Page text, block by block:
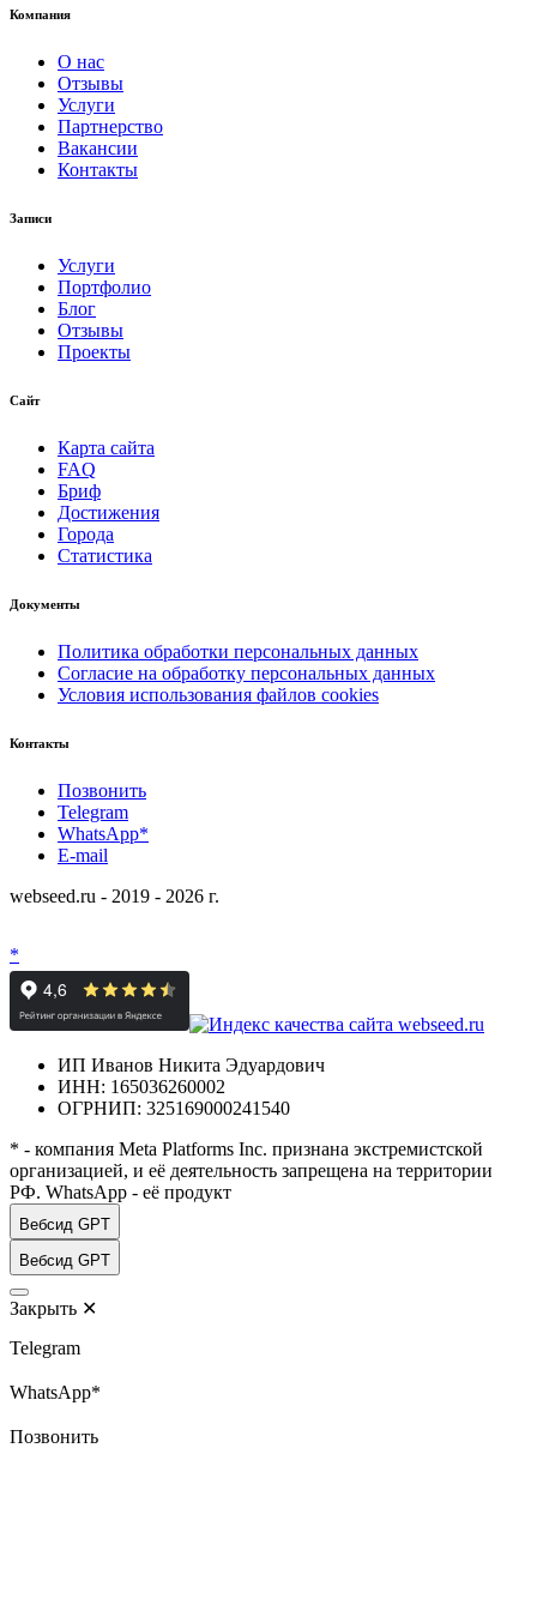
Компания
О нас
Отзывы
Услуги
Партнерство
Вакансии
Контакты
Записи
Услуги
Портфолио
Блог
Отзывы
Проекты
Сайт
Карта сайта
FAQ
Бриф
Достижения
Города
Статистика
Документы
Политика обработки персональных данных
Согласие на обработку персональных данных
Условия использования файлов cookies
Контакты
Позвонить
Telegram
WhatsApp*
E-mail
webseed.ru - 2019 - 2026 г.
*
ИП Иванов Никита Эдуардович
ИНН: 165036260002
ОГРНИП: 325169000241540
* - компания Meta Platforms Inc. признана экстремистской
организацией, и её деятельность запрещена на территории
РФ. WhatsApp - её продукт
Вебсид GPT
Вебсид GPT
Закрыть ✕
Telegram
WhatsApp*
Позвонить